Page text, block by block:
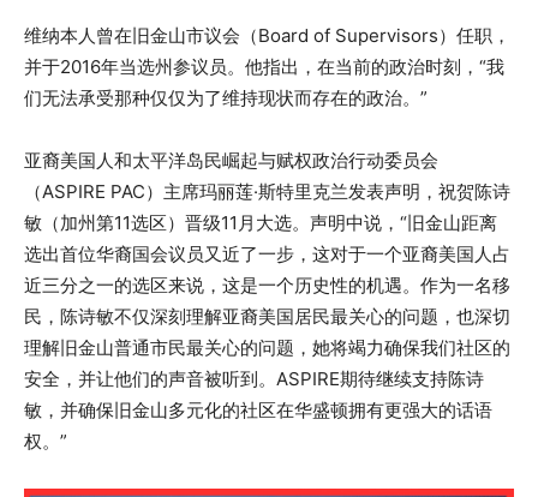
维纳本人曾在旧金山市议会（Board of Supervisors）任职，
并于2016年当选州参议员。他指出，在当前的政治时刻，“我
们无法承受那种仅仅为了维持现状而存在的政治。”
亚裔美国人和太平洋岛民崛起与赋权政治行动委员会
（ASPIRE PAC）主席玛丽莲·斯特里克兰发表声明，祝贺陈诗
敏（加州第11选区）晋级11月大选。声明中说，“旧金山距离
选出首位华裔国会议员又近了一步，这对于一个亚裔美国人占
近三分之一的选区来说，这是一个历史性的机遇。作为一名移
民，陈诗敏不仅深刻理解亚裔美国居民最关心的问题，也深切
理解旧金山普通市民最关心的问题，她将竭力确保我们社区的
安全，并让他们的声音被听到。ASPIRE期待继续支持陈诗
敏，并确保旧金山多元化的社区在华盛顿拥有更强大的话语
权。”